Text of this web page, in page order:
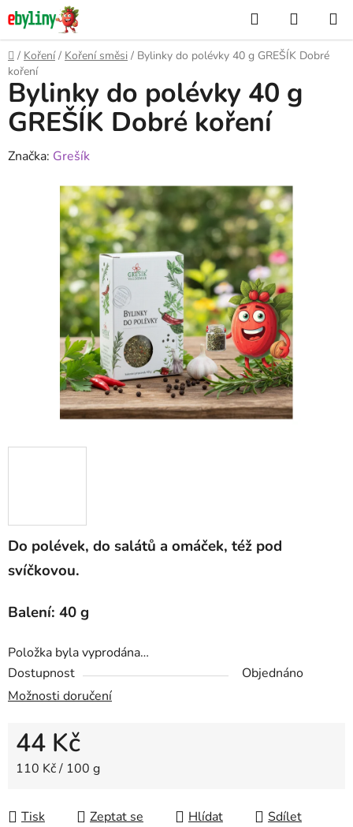
Přejít
na
obsah
Hledat
KOŠÍK
Domů
/ Koření / Koření směsi / Bylinky do polévky 40 g GREŠÍK Dobré
koření
Do polévek, do salátů a omáček, též pod
svíčkovou.
Balení: 40 g
Položka byla vyprodána…
Dostupnost
Objednáno
Možnosti doručení
44 Kč
Měrná cena:
110 Kč / 100 g
Tisk Zeptat se Hlídat Sdílet
Bylinky do polévky 40 g
GREŠÍK Dobré koření
Značka: Grešík